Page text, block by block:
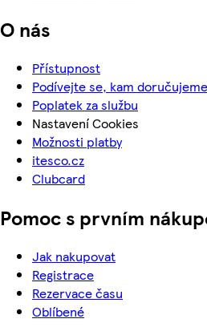
O nás
Přístupnost
Podívejte se, kam doručujeme
Poplatek za službu
Nastavení Cookies
Možnosti platby
itesco.cz
Clubcard
Pomoc s prvním
Jak nakupovat
Registrace
Rezervace času
Oblíbené